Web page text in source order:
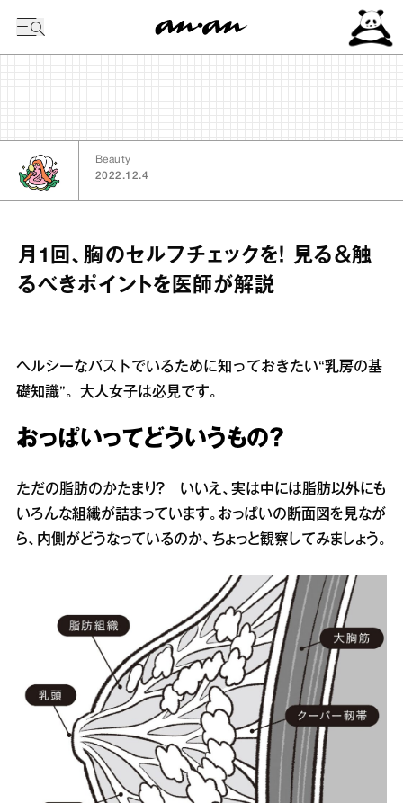
Beauty
2022.12.4
月1回、胸のセルフチェックを！ 見る＆触
るべきポイントを医師が解説
ヘルシーなバストでいるために知っておきたい“乳房の基
礎知識”。大人女子は必見です。
おっぱいってどういうもの？
ただの脂肪のかたまり？ いいえ、実は中には脂肪以外にも
いろんな組織が詰まっています。おっぱいの断面図を見なが
ら、内側がどうなっているのか、ちょっと観察してみましょう。